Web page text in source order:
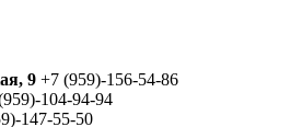
9 +7 (959)-156-54-86
104-94-94
147-55-50